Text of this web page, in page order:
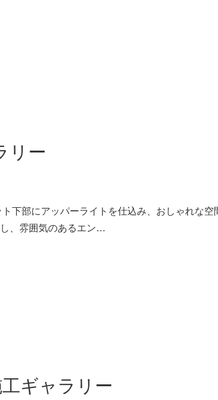
リー
下部にアッパーライトを仕込み、おしゃれな
、雰囲気のあるエン…
ギャラリー